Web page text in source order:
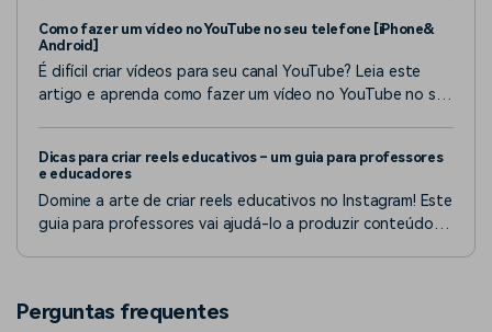
Como fazer um vídeo no YouTube no seu telefone [iPhone&
Android]
É difícil criar vídeos para seu canal YouTube? Leia este
artigo e aprenda como fazer um vídeo no YouTube no seu
Dicas para criar reels educativos – um guia para professores
e educadores
Domine a arte de criar reels educativos no Instagram! Este
guia para professores vai ajudá-lo a produzir conteúdo
Perguntas frequentes